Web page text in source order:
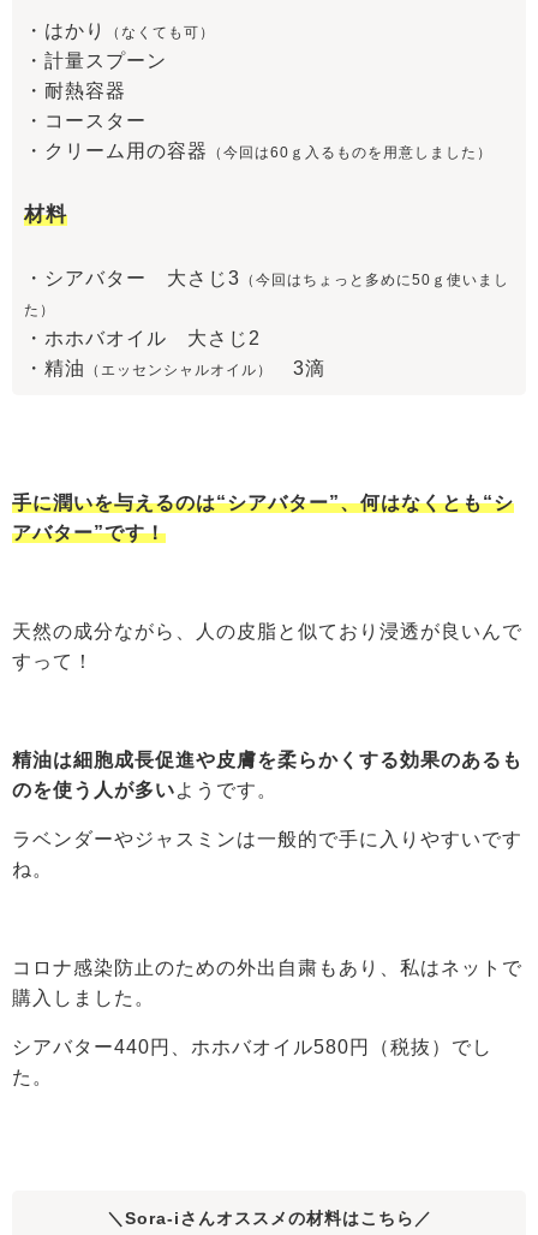
・はかり （なくても可）
・計量スプーン
・耐熱容器
・コースター
・クリーム用の容器
（今回は60ｇ入るものを用意しました）
材料
・シアバター 大さじ3 （今回はちょっと多めに50ｇ使いまし
た）
・ホホバオイル 大さじ2
・精油
（エッセンシャルオイル） 3滴
手に潤いを与えるのは“シアバター”、何はなくとも“シ
アバター”です！
天然の成分ながら、人の皮脂と似ており浸透が良いんで
すって！
精油は細胞成長促進や皮膚を柔らかくする効果のあるも
のを使う人が多いようです。
ラベンダーやジャスミンは一般的で手に入りやすいです
ね。
コロナ感染防止のための外出自粛もあり、私はネットで
購入しました。
シアバター440円、ホホバオイル580円（税抜）でし
た。
＼Sora-iさんオススメの材料はこちら／